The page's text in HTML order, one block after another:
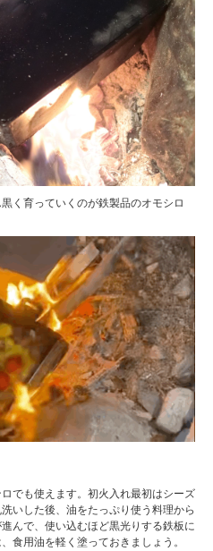
く育っていくのが鉄製品のオモシロ
でも使えます。初火入れ最初はシーズ
いした後、油をたっぷり使う料理から
んで、使い込むほど黒光りする鉄板に
食用油を軽く塗っておきましょう。